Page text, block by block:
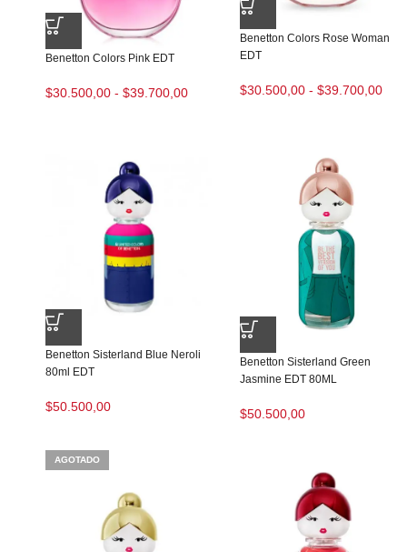
Benetton Colors Pink EDT
$30.500,00 - $39.700,00
Benetton Colors Rose Woman
EDT
$30.500,00 - $39.700,00
Benetton Sisterland Blue Neroli
80ml EDT
$50.500,00
Benetton Sisterland Green
Jasmine EDT 80ML
$50.500,00
AGOTADO